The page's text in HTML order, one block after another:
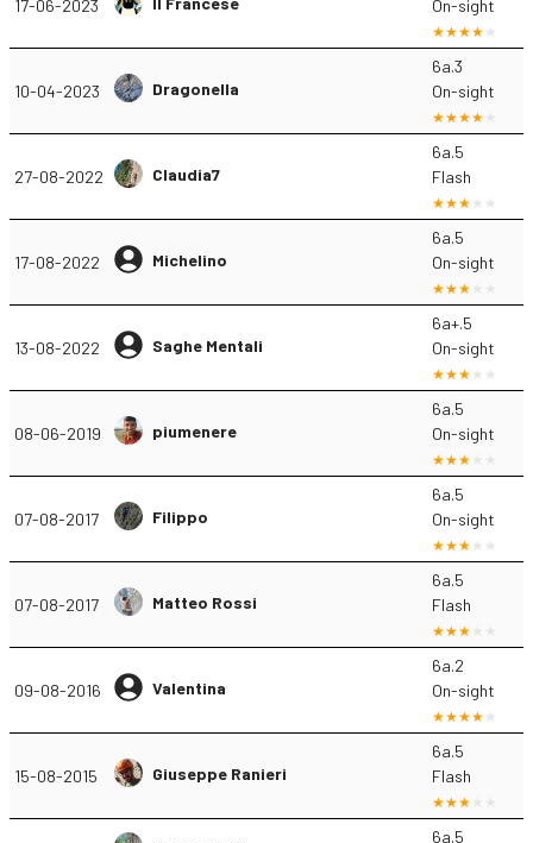
17-06-2023
On-sight
10-04-2023 Dragonella
6a.3
On-sight
27-08-2022 Claudia7
6a.5
Flash
17-08-2022 Michelino
6a.5
On-sight
13-08-2022 Saghe Mentali
6a+.5
On-sight
08-06-2019 piumenere
6a.5
On-sight
07-08-2017 Filippo
6a.5
On-sight
07-08-2017 Matteo Rossi
6a.5
Flash
09-08-2016 Valentina
6a.2
On-sight
15-08-2015 Giuseppe Ranieri
6a.5
Flash
6a.5